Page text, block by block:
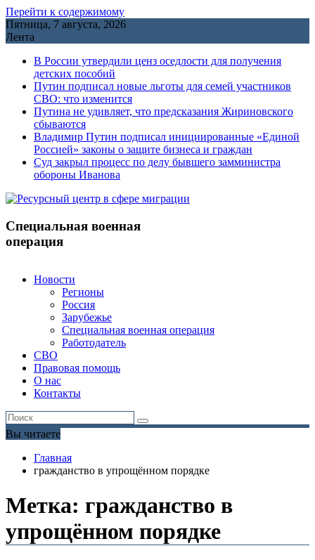
Перейти к содержимому
Пятница, 7 августа, 2026
Лента
В России утвердили ценз оседлости для получения
детских пособий
Путин подписал новые льготы для семей участников
СВО: что изменится
Путина не удивляет, что предсказания Жириновского
сбываются
Владимир Путин подписал инициированные «Единой
Россией» законы о защите бизнеса и граждан
Cуд закрыл процесс по делу бывшего замминистра
обороны Иванова
Специальная военная
операция
Новости
Регионы
Россия
Зарубежье
Специальная военная операция
Работодатель
СВО
Правовая помощь
О нас
Контакты
Вы читаете
Главная
гражданство в упрощённом порядке
Метка: гражданство в
упрощённом порядке